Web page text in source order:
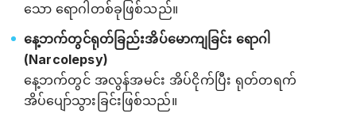
သော ရောဂါတစ်ခုဖြစ်သည်။
နေ့ဘက်တွင်ရုတ်ခြည်းအိပ်မောကျခြင်း ရောဂါ
(Narcolepsy)
နေ့ဘက်တွင် အလွန်အမင်း အိပ်ငိုက်ပြီး ရုတ်တရက်
အိပ်ပျော်သွားခြင်းဖြစ်သည်။